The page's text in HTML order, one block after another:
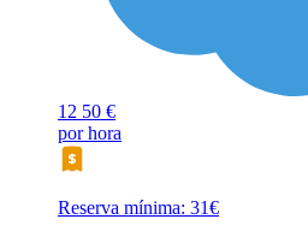
12 50 €
por hora
Reserva mínima: 31€